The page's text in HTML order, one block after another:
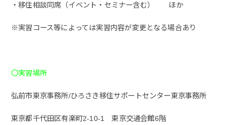
・移住相談同席（イベント・セミナー含む） ほか
※実習コース等によっては実習内容が変更となる場合あり
〇実習場所
弘前市東京事務所/ひろさき移住サポートセンター東京事務所
東京都千代田区有楽町2-10-1 東京交通会館6階